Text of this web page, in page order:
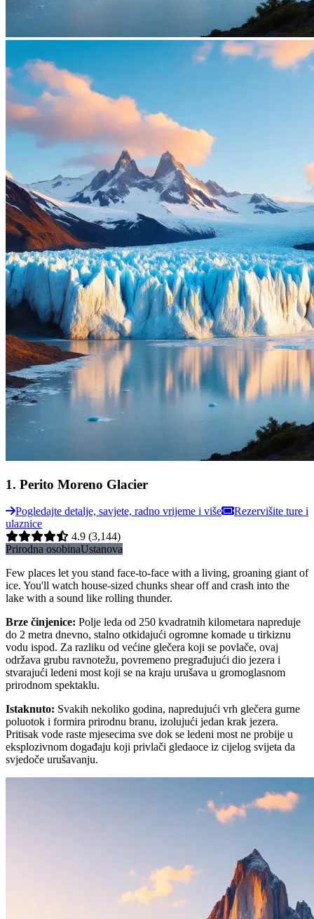
1. Perito Moreno Glacier
Pogledajte detalje, savjete, radno vrijeme i više
Rezervišite ture i
ulaznice
4.9 (3,144)
Prirodna osobinaUstanova
Few places let you stand face-to-face with a living, groaning giant of
ice. You'll watch house-sized chunks shear off and crash into the
lake with a sound like rolling thunder.
Brze činjenice: Polje leda od 250 kvadratnih kilometara napreduje
do 2 metra dnevno, stalno otkidajući ogromne komade u tirkiznu
vodu ispod. Za razliku od većine glečera koji se povlače, ovaj
održava grubu ravnotežu, povremeno pregrađujući dio jezera i
stvarajući ledeni most koji se na kraju urušava u gromoglasnom
prirodnom spektaklu.
Istaknuto: Svakih nekoliko godina, napredujući vrh glečera gurne
poluotok i formira prirodnu branu, izolujući jedan krak jezera.
Pritisak vode raste mjesecima sve dok se ledeni most ne probije u
eksplozivnom događaju koji privlači gledaoce iz cijelog svijeta da
svjedoče urušavanju.